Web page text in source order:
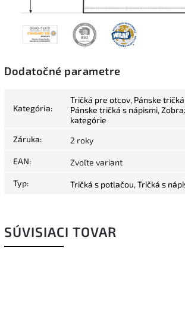
Dodatočné parametre
Kategória:
Tričká pre otcov, Pánske
Pánske tričká s nápismi,
kategórie
Záruka: 2 roky
EAN: Zvoľte variant
Typ: Tričká s potlačou, Tričká s
SÚVISIACI TOVAR